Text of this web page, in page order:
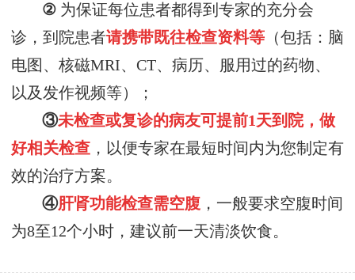
② 为保证每位患者都得到专家的充分会
诊，到院患者请携带既往检查资料等 （包括：脑
电图、核磁MRI、CT、病历、服用过的药物、
以及发作视频等）；
③未检查或复诊的病友可提前1天到院，做
好相关检查 ，以便专家在最短时间内为您制定有
效的治疗方案。
④肝肾功能检查需空腹 ，一般要求空腹时间
为8至12个小时，建议前一天清淡饮食。